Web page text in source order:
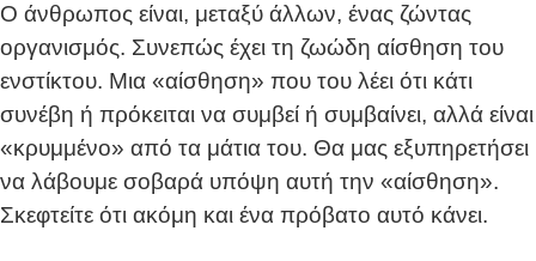
Ο άνθρωπος είναι, μεταξύ άλλων, ένας ζώντας
οργανισμός. Συνεπώς έχει τη ζωώδη αίσθηση του
ενστίκτου. Μια «αίσθηση» που του λέει ότι κάτι
συνέβη ή πρόκειται να συμβεί ή συμβαίνει, αλλά είναι
«κρυμμένο» από τα μάτια του. Θα μας εξυπηρετήσει
να λάβουμε σοβαρά υπόψη αυτή την «αίσθηση».
Σκεφτείτε ότι ακόμη και ένα πρόβατο αυτό κάνει.